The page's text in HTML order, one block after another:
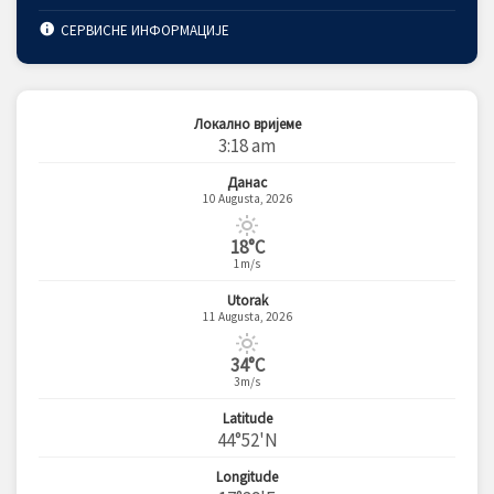
СЕРВИСНЕ ИНФОРМАЦИЈЕ
Локално вријеме
3:18 am
Данас
10 Augusta, 2026
18°C
1m/s
Utorak
11 Augusta, 2026
34°C
3m/s
Latitude
44°52'N
Longitude